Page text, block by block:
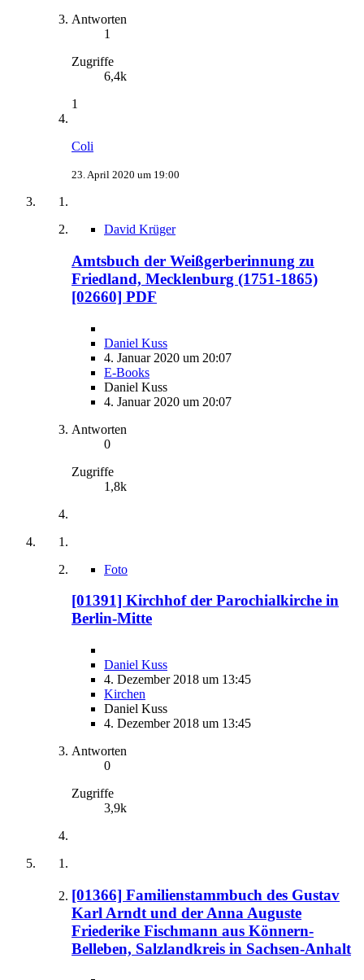
Antworten
1
Zugriffe
6,4k
1
Coli
23. April 2020 um 19:00
David Krüger
Amtsbuch der Weißgerberinnung zu
Friedland, Mecklenburg (1751-1865)
[02660] PDF
Daniel Kuss
4. Januar 2020 um 20:07
E-Books
Daniel Kuss
4. Januar 2020 um 20:07
Antworten
0
Zugriffe
1,8k
Foto
[01391] Kirchhof der Parochialkirche in
Berlin-Mitte
Daniel Kuss
4. Dezember 2018 um 13:45
Kirchen
Daniel Kuss
4. Dezember 2018 um 13:45
Antworten
0
Zugriffe
3,9k
[01366] Familienstammbuch des Gustav
Karl Arndt und der Anna Auguste
Friederike Fischmann aus Könnern-
Belleben, Salzlandkreis in Sachsen-Anhalt